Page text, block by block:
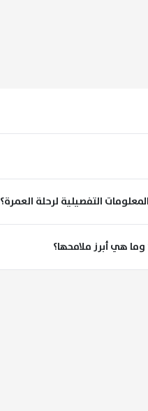
التفصيلية لرحلة العمرة؟
وما هي أبرز ملامحها؟